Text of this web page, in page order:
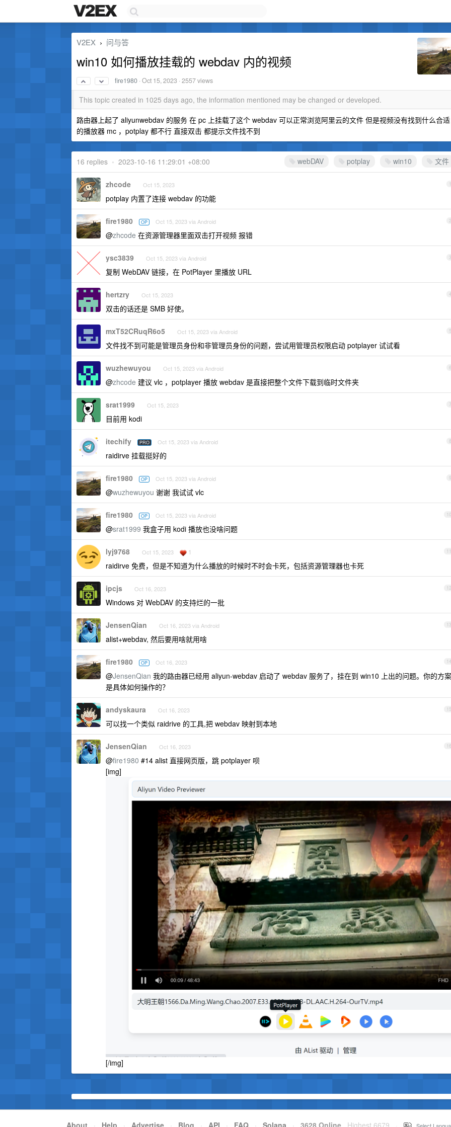
V2EX › 问与答
win10 如何播放挂载的 webdav 内的视频
fire1980 ·Oct 15, 2023 · 2557 views
This topic created in 1025 days ago, the information mentioned may be changed or developed.
路由器上起了 aliyunwebdav 的服务 在 pc 上挂载了这个 webdav 可以正常浏览阿里云的文件 但是视频没有找到什么合适
的播放器 mc ，potplay 都不行 直接双击 都提示文件找不到
webDAV potplay win10 文件
16 replies • 2023-10-16 11:29:01 +08:00
1
zhcode Oct 15, 2023
potplay 内置了连接 webdav 的功能
2
fire1980 OP Oct 15, 2023 via Android
@zhcode 在资源管理器里面双击打开视频 报错
3
ysc3839 Oct 15, 2023 via Android
复制 WebDAV 链接，在 PotPlayer 里播放 URL
4
hertzry Oct 15, 2023
双击的话还是 SMB 好使。
5
mxT52CRuqR6o5 Oct 15, 2023 via Android
文件找不到可能是管理员身份和非管理员身份的问题，尝试用管理员权限启动 potplayer 试试看
6
wuzhewuyou Oct 15, 2023 via Android
@zhcode 建议 vlc ，potplayer 播放 webdav 是直接把整个文件下载到临时文件夹
7
srat1999 Oct 15, 2023
目前用 kodi
8
itechify PRO Oct 15, 2023 via Android
raidirve 挂载挺好的
9
fire1980 OP Oct 15, 2023 via Android
@wuzhewuyou 谢谢 我试试 vlc
10
fire1980 OP Oct 15, 2023 via Android
@srat1999 我盒子用 kodi 播放也没啥问题
11
lyj9768 Oct 15, 2023 1
raidirve 免费，但是不知道为什么播放的时候时不时会卡死，包括资源管理器也卡死
12
ipcjs Oct 16, 2023
Windows 对 WebDAV 的支持烂的一批
13
JensenQian Oct 16, 2023 via Android
alist+webdav, 然后要用啥就用啥
14
fire1980 OP Oct 16, 2023
@JensenQian 我的路由器已经用 aliyun-webdav 启动了 webdav 服务了，挂在到 win10 上出的问题。你的方案
是具体如何操作的？
15
andyskaura Oct 16, 2023
可以找一个类似 raidrive 的工具,把 webdav 映射到本地
16
JensenQian Oct 16, 2023
@fire1980 #14 alist 直接网页版，跳 potplayer 呗
[img]
[/img]
About · Help · Advertise · Blog · API · FAQ · Solana · 3628 Online Highest 6679